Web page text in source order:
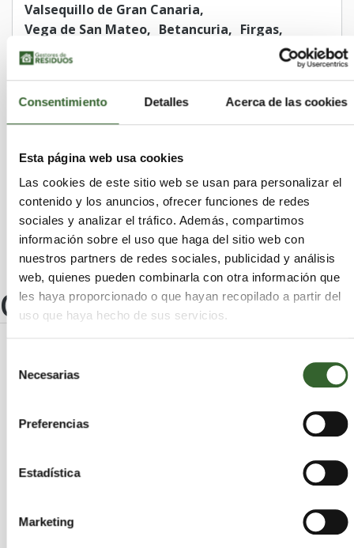
Consentimiento Detalles Acerca de las cookies
Esta página web usa cookies
Las cookies de este sitio web se usan para personalizar el
contenido y los anuncios, ofrecer funciones de redes
sociales y analizar el tráfico. Además, compartimos
información sobre el uso que haga del sitio web con
nuestros partners de redes sociales, publicidad y análisis
web, quienes pueden combinarla con otra información que
les haya proporcionado o que hayan recopilado a partir del
uso que haya hecho de sus servicios.
Necesarias
Preferencias
Estadística
Marketing
Valsequillo de Gran Canaria
Vega de San Mateo
Betancuria
Firgas
Agaete
Santa Lucía de Tirajana
Arrecife
Valleseco
Palmas de Gran Canaria (Las)
Arucas
Ingenio
Gáldar
Puerto del Rosario
Agüimes
Santa María de Guía de Gran Canaria
Mogán
San Bartolomé Pájara
Teguise
Teror
Oliva (La) Artenara
Otros centros
COMATVA REFOGEST, S.L.
BIODIESEL LANZAROTE, S.L.